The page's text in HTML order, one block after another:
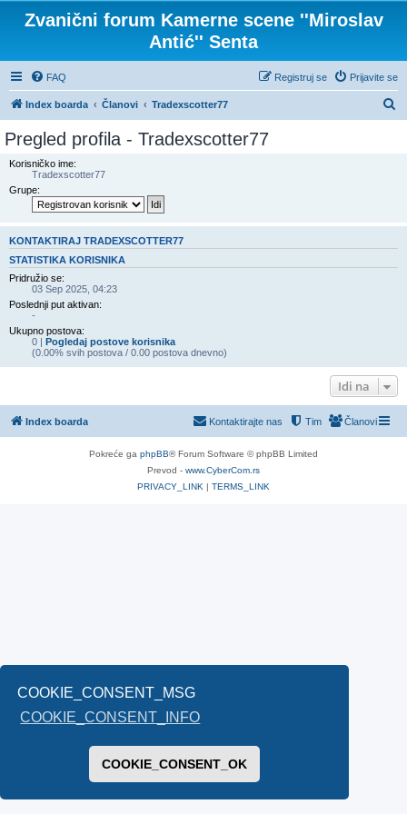
COOKIE_CONSENT_MSG
COOKIE_CONSENT_INFO
COOKIE_CONSENT_OK
Zvanični forum Kamerne scene ''Miroslav
Antić'' Senta
FAQ Prijavite se
Registruj se
Index boarda Članovi Tradexscotter77
Pregled profila - Tradexscotter77
Korisničko ime:
Tradexscotter77
Grupe:
KONTAKTIRAJ TRADEXSCOTTER77
STATISTIKA KORISNIKA
Pridružio se:
03 Sep 2025, 04:23
Poslednji put aktivan:
-
Ukupno postova:
0 | Pogledaj postove korisnika
(0.00% svih postova / 0.00 postova dnevno)
Idi na
Index boarda Članovi
Tim
Kontaktirajte nas
Pokreće ga phpBB® Forum Software © phpBB Limited
Prevod - www.CyberCom.rs
PRIVACY_LINK | TERMS_LINK